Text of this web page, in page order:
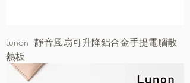
Lunon 靜音風扇可升降鋁合金手提電腦散
熱板